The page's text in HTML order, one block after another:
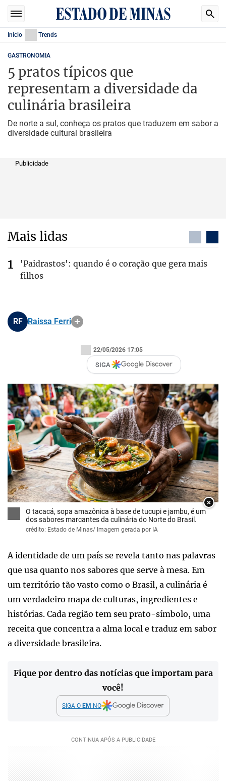
Início Trends
GASTRONOMIA
5 pratos típicos que
representam a diversidade da
culinária brasileira
De norte a sul, conheça os pratos que traduzem em sabor a
diversidade cultural brasileira
Publicidade
Mais lidas
'Paidrastos': quando é o coração que gera mais
filhos
RF Raissa Ferri
22/05/2026 17:05
SIGA
×
O tacacá, sopa amazônica à base de tucupi e jambu, é um
dos sabores marcantes da culinária do Norte do Brasil.
crédito: Estado de Minas/ Imagem gerada por IA
A identidade de um país se revela tanto nas palavras
que usa quanto nos sabores que serve à mesa. Em
um território tão vasto como o Brasil, a culinária é
um verdadeiro mapa de culturas, ingredientes e
histórias. Cada região tem seu prato-símbolo, uma
receita que concentra a alma local e traduz em sabor
a diversidade brasileira.
Fique por dentro das notícias que importam para
você!
SIGA O EM NO